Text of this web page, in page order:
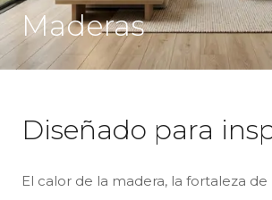
Maderas
Diseñado para
El calor de la madera, la fortaleza de